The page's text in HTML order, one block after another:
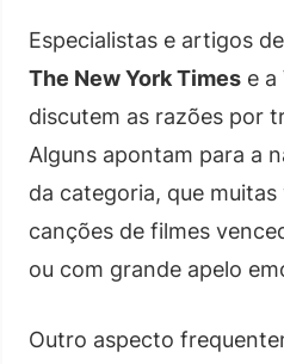
Especialistas e artigos
The New York Times e a
discutem as razões por
Alguns apontam para a
da categoria, que muitas
canções de filmes
ou com grande apelo
Outro aspecto